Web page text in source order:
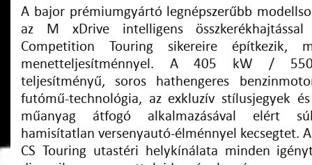
A bajor prémiumgyártó legnépszerűbb
az M xDrive intelligens
Competition Touring sikereire építkezik,
menetteljesítménnyel. A 405 kW /
teljesítményű, soros hathengeres
futómű-technológia, az exkluzív stílusjegyek és
műanyag átfogó alkalmazásával elért
hamisítatlan versenyautó-élménnyel kecsegtet.
CS Touring utastéri helykínálata minden